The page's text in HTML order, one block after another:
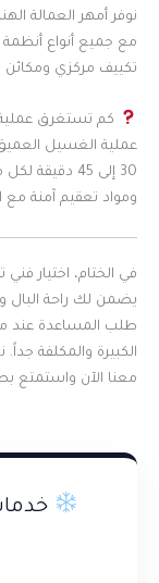
نوفر أمهر العمالة
مع جميع أنواع
تكييف مركزي ومكائن
كم تستغرق
عملية الغسيل العميق
30 إلى 45
ومواد تعقيم آمنة مع
في الختام، اختيار
يضمن لك راحة البال
طلب المساعدة عند
الكبيرة والمكلفة
معنا الآن واستمتع